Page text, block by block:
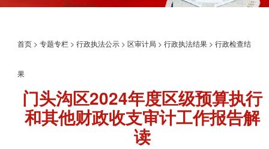
首页 >专题专栏 >行政执法公示 >区审计局 >行政执法结果 >行政检查结
果
门头沟区2024年度区级预算执行
和其他财政收支审计工作报告解
读